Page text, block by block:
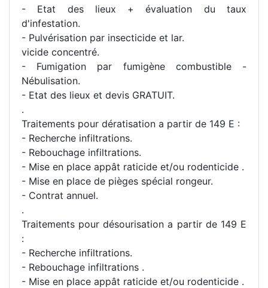
- Etat des lieux + évaluation du taux
d'infestation.
- Pulvérisation par insecticide et lar.
vicide concentré.
- Fumigation par fumigène combustible -
Nébulisation.
- Etat des lieux et devis GRATUIT.
.
Traitements pour dératisation a partir de 149 E :
- Recherche infiltrations.
- Rebouchage infiltrations.
- Mise en place appât raticide et/ou rodenticide .
- Mise en place de pièges spécial rongeur.
- Contrat annuel.
.
Traitements pour désourisation a partir de 149 E
:
- Recherche infiltrations.
- Rebouchage infiltrations .
- Mise en place appât raticide et/ou rodenticide .